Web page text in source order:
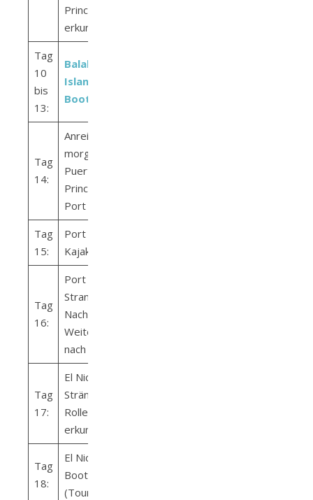
Princesa
erkunden
Tag
10
bis
13:
Balabac
Islandhopping
Bootstour
Tag
14:
Anreise
morgens von
Puerto
Princesa nach
Port Barton
Tag
15:
Port Barton –
Kajak Tour
Tag
16:
Port Barton
Strandtag –
Nachmittag
Weiterreise
nach El Nido
Tag
17:
El Nido –
Strände mit
Roller
erkunden
Tag
18:
El Nido –
Bootsausflug
(Tour A)